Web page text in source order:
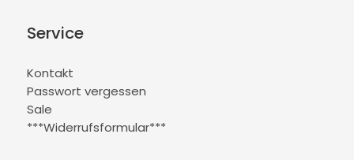
Service
Kontakt
Passwort vergessen
Sale
***Widerrufsformular***